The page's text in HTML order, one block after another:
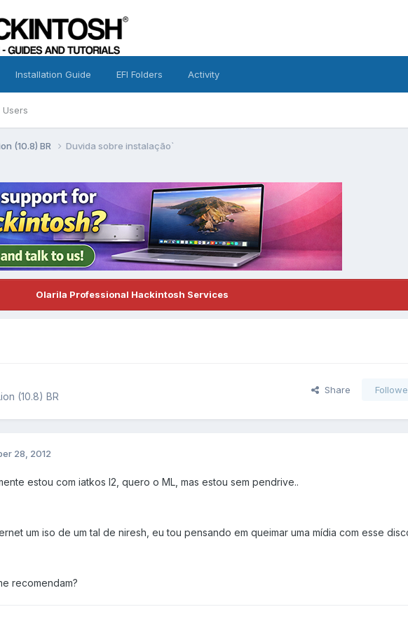
Users
Installation Guide EFI Folders Activity
(10.8) BR Duvida sobre instalação`
Olarila Professional Hackintosh Services
(10.8) BR
Share
28, 2012
estou com iatkos l2, quero o ML, mas estou sem pendrive..
um iso de um tal de niresh, eu tou pensando em queimar uma mídia com esse
recomendam?